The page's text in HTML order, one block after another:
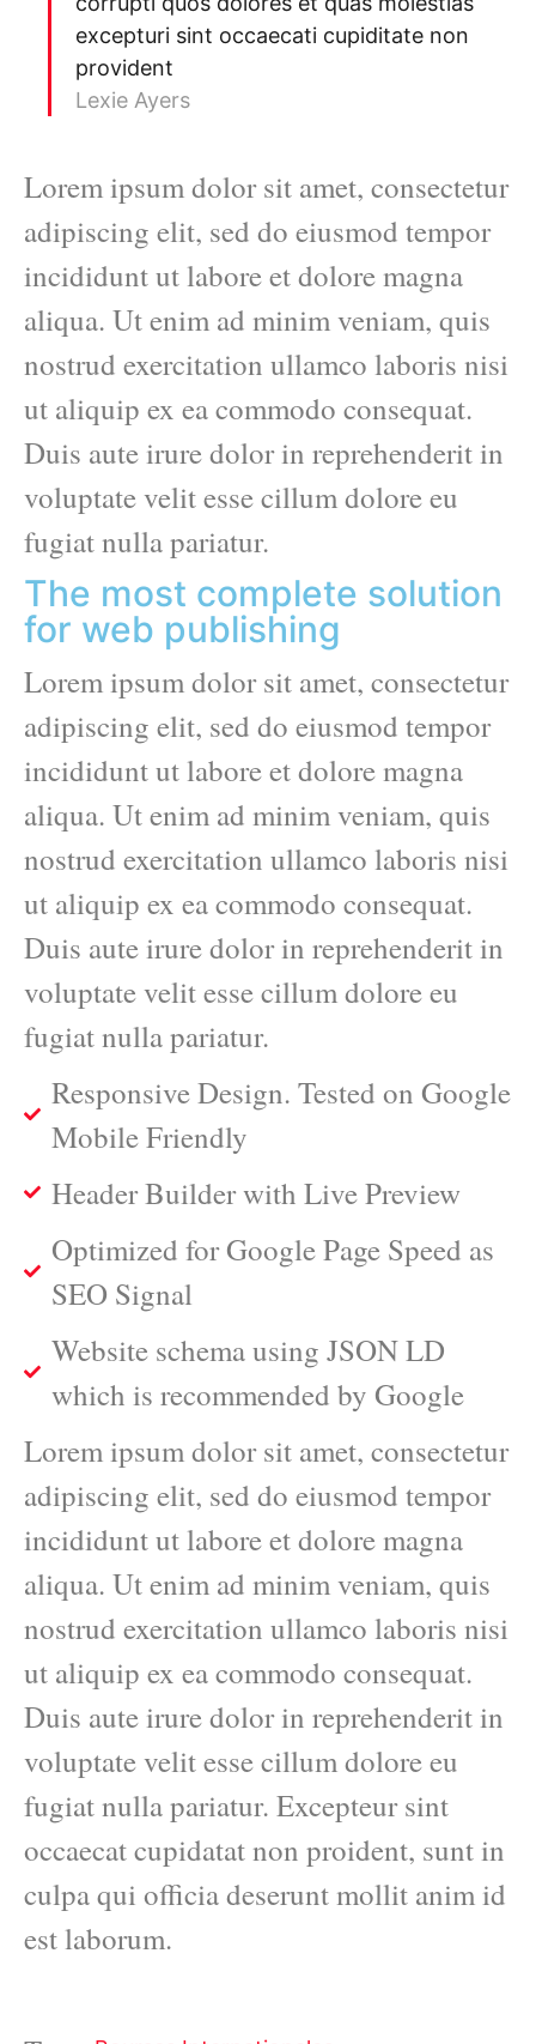
excepturi sint occaecati cupiditate non
provident
Lexie Ayers
Lorem ipsum dolor sit amet, consectetur
adipiscing elit, sed do eiusmod tempor
incididunt ut labore et dolore magna
aliqua. Ut enim ad minim veniam, quis
nostrud exercitation ullamco laboris nisi
ut aliquip ex ea commodo consequat.
Duis aute irure dolor in reprehenderit in
voluptate velit esse cillum dolore eu
fugiat nulla pariatur.
The most complete solution
for web publishing
Lorem ipsum dolor sit amet, consectetur
adipiscing elit, sed do eiusmod tempor
incididunt ut labore et dolore magna
aliqua. Ut enim ad minim veniam, quis
nostrud exercitation ullamco laboris nisi
ut aliquip ex ea commodo consequat.
Duis aute irure dolor in reprehenderit in
voluptate velit esse cillum dolore eu
fugiat nulla pariatur.
Responsive Design. Tested on Google
Mobile Friendly
Header Builder with Live Preview
Optimized for Google Page Speed as
SEO Signal
Website schema using JSON LD
which is recommended by Google
Lorem ipsum dolor sit amet, consectetur
adipiscing elit, sed do eiusmod tempor
incididunt ut labore et dolore magna
aliqua. Ut enim ad minim veniam, quis
nostrud exercitation ullamco laboris nisi
ut aliquip ex ea commodo consequat.
Duis aute irure dolor in reprehenderit in
voluptate velit esse cillum dolore eu
fugiat nulla pariatur. Excepteur sint
occaecat cupidatat non proident, sunt in
culpa qui officia deserunt mollit anim id
est laborum.